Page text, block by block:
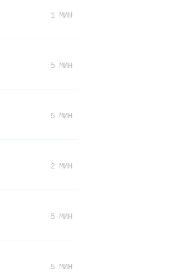
1 МИН
5 МИН
5 МИН
2 МИН
5 МИН
5 МИН